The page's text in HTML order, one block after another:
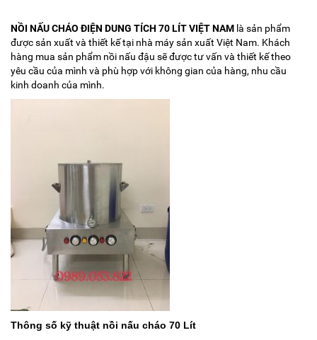
NỒI NẤU CHÁO ĐIỆN DUNG TÍCH 70 LÍT VIỆT NAM là sản phẩm
được sản xuất và thiết kế tại nhà máy sản xuất Việt Nam. Khách
hàng mua sản phẩm nồi nấu đậu sẽ được tư vấn và thiết kế theo
yêu cầu của mình và phù hợp với không gian của hàng, nhu cầu
kinh doanh của mình.
Thông số kỹ thuật nồi nấu cháo 70 Lít